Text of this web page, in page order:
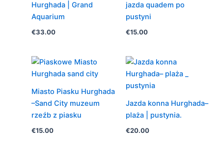
Hurghada | Grand
Aquarium
€33.00
jazda quadem po
pustyni
€15.00
Miasto Piasku Hurghada
–Sand City muzeum
rzeźb z piasku
€15.00
Jazda konna Hurghada–
plaża | pustynia.
€20.00